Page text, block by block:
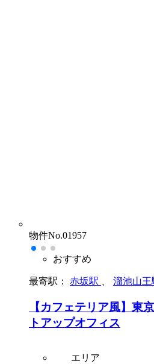
物件No.01957
おすすめ
最寄駅： 赤坂駅 溜池山王
【カフェテリア風】東
トアップオフィス
エリア